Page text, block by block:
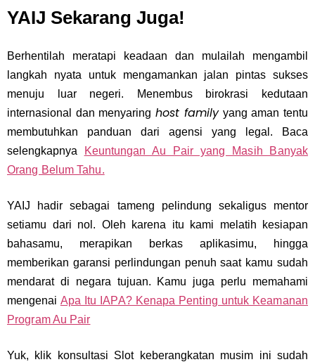
YAIJ Sekarang Juga!
Berhentilah meratapi keadaan dan mulailah mengambil
langkah nyata untuk mengamankan jalan pintas sukses
menuju luar negeri. Menembus birokrasi kedutaan
internasional dan menyaringhost familyyang aman tentu
membutuhkan panduan dari agensi yang legal. Baca
selengkapnya
Keuntungan Au Pair yang Masih Banyak
Orang Belum Tahu.
YAIJ hadir sebagai tameng pelindung sekaligus mentor
setiamu dari nol. Oleh karena itu kami melatih kesiapan
bahasamu, merapikan berkas aplikasimu, hingga
memberikan garansi perlindungan penuh saat kamu sudah
mendarat di negara tujuan. Kamu juga perlu memahami
mengenai Apa Itu IAPA? Kenapa Penting untuk Keamanan
Program Au Pair
Yuk, klik konsultasi Slot keberangkatan musim ini sudah